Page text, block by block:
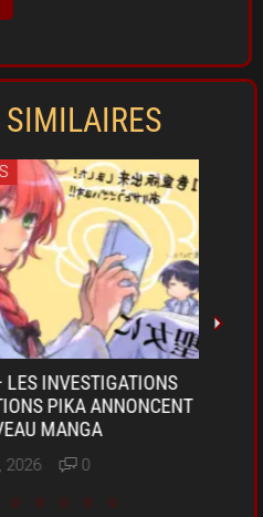
INVESTIGATIONS
PIKA ANNONCENT
MANGA
2026 0